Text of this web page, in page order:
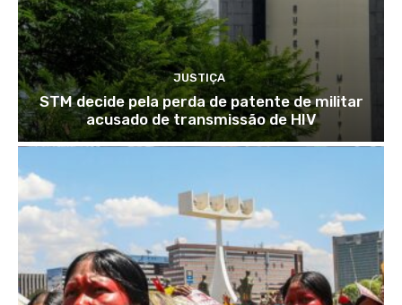
JUSTIÇA
STM decide pela perda de patente de militar
acusado de transmissão de HIV